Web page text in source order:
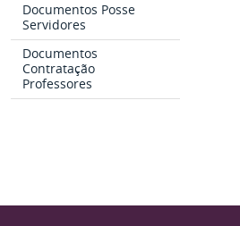
Documentos Posse
Servidores
Documentos
Contratação
Professores